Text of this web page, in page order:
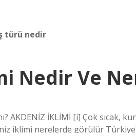
türü nedir
Nedir Ve
AKDENİZ İKLİMİ [i] Çok sıcak,
iklimi nerelerde görülür